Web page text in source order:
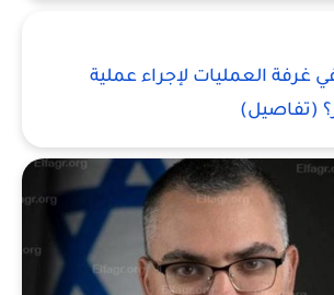
غرفة العمليات لإجراء عملية
(تفاصيل)